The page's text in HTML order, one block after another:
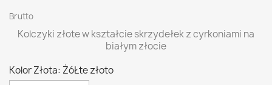
Brutto
Kolczyki złote w kształcie skrzydełek z cyrkoniami na
białym złocie
Kolor Złota: ŻóŁte złoto